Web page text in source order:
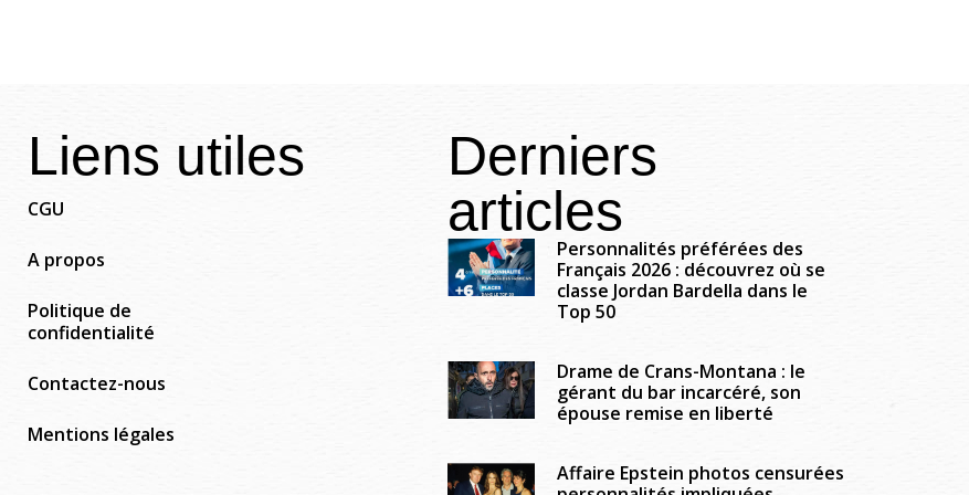
Liens utiles
CGU
A propos
Politique de
confidentialité
Contactez-nous
Mentions légales
Derniers
articles
Personnalités préférées des
Français 2026 : découvrez où se
classe Jordan Bardella dans le
Top 50
Drame de Crans-Montana : le
gérant du bar incarcéré, son
épouse remise en liberté
Affaire Epstein photos censurées